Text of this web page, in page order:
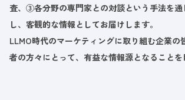
査、③各分野の専門家との対談という手法を
し、客観的な情報としてお届けします。
LLMO時代のマーケティングに取り組む企業の
者の方々にとって、有益な情報源となることを